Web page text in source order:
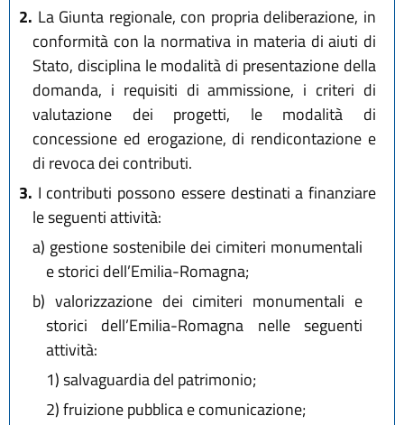
2. La Giunta regionale, con propria deliberazione, in
conformità con la normativa in materia di aiuti di
Stato, disciplina le modalità di presentazione della
domanda, i requisiti di ammissione, i criteri di
valutazione dei progetti, le modalità di
concessione ed erogazione, di rendicontazione e
di revoca dei contributi.
3. I contributi possono essere destinati a finanziare
le seguenti attività:
a) gestione sostenibile dei cimiteri monumentali
e storici dell’Emilia-Romagna;
b) valorizzazione dei cimiteri monumentali e
storici dell’Emilia-Romagna nelle seguenti
attività:
1) salvaguardia del patrimonio;
2) fruizione pubblica e comunicazione;